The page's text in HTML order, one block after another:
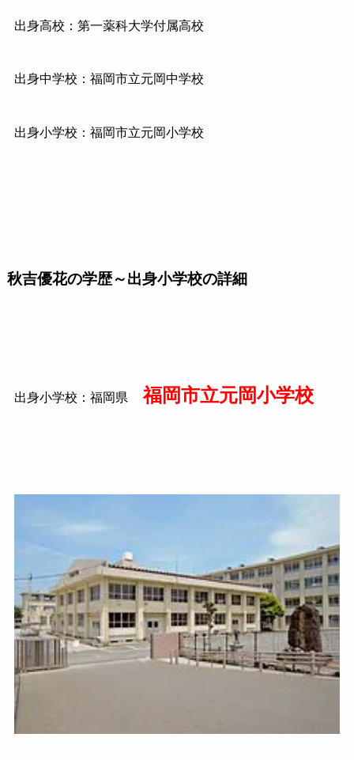
出身高校：第一薬科大学付属高校
出身中学校：福岡市立元岡中学校
出身小学校：福岡市立元岡小学校
秋吉優花の学歴～出身小学校の詳細
出身小学校：福岡県 福岡市立元岡小学校